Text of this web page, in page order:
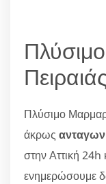
Πλύσιμο
άκρως
στην Αττική
ενημερώσουμε